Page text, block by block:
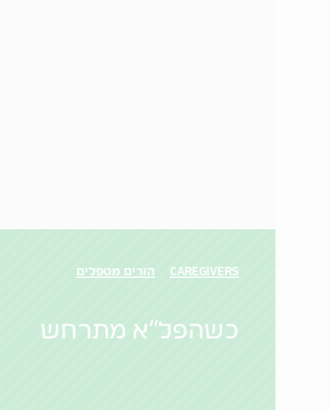
CAREGIVERS הורים מטפלים
כשהפל"א מתרחש